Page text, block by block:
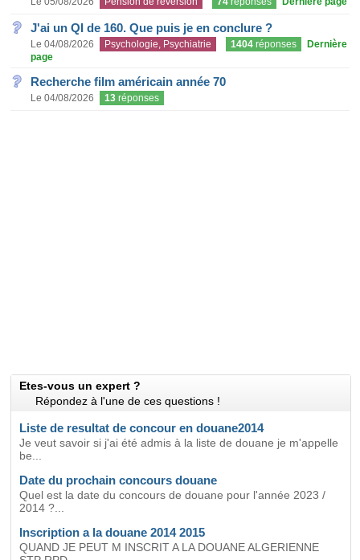
J'ai un QI de 160. Que puis je en conclure ?
Le 04/08/2026 Psychologie, Psychiatrie 1404 réponses
Dernière
page
Recherche film américain année 70
Le 04/08/2026 13 réponses
Etes-vous un expert ?
Répondez à l'une de ces questions !
Liste de resultat de concour en douane2014
Je veut savoir si j'ai été admis à la liste de douane je m'appelle
be...
Date du prochain concours douane
Quel est la date du concours de douane pour l'année 2023 /
2014 ?...
Inscription a la douane 2014 2015
QUAND JE PEUT M INSCRIT A LA DOUANE ALGERIENNE